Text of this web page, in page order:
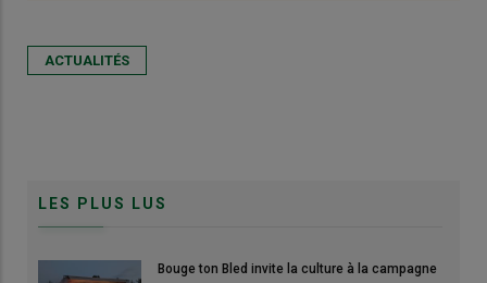
ACTUALITÉS
LES PLUS LUS
Bouge ton Bled invite la culture à la campagne